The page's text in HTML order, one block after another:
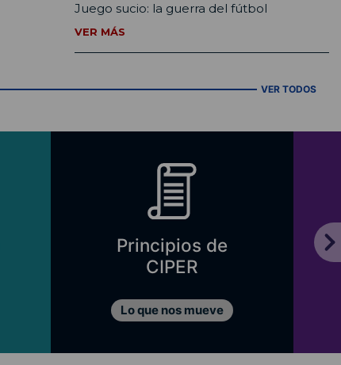
Juego sucio: la guerra del fútbol
VER MÁS
VER TODOS
Principios de
CIPER
Lo que nos mueve